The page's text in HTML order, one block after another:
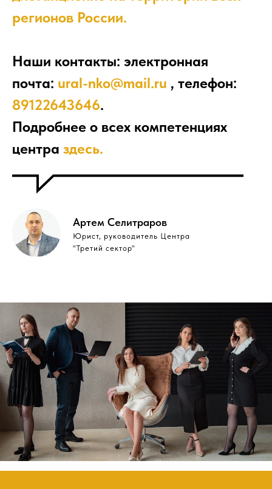
регионов России.
Наши контакты: электронная
почта: ural-nko@mail.ru , телефон:
89122643646.
Подробнее о всех компетенциях
центра здесь.
Артем Селитраров
Юрист, руководитель Центра
"Третий сектор"